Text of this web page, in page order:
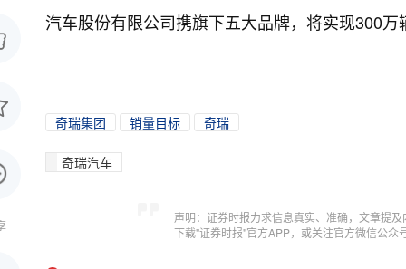
汽车股份有限公司携旗下五大品牌，将实现300
奇瑞集团 销量目标 奇瑞
奇瑞汽车
声明：证券时报力求信息真实、准确，文章提
下载"证券时报"官方APP，或关注官方微信公